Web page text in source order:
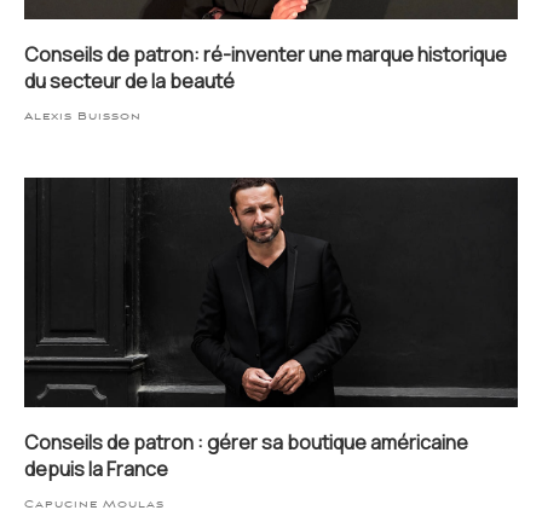
Conseils de patron: ré-inventer une marque historique
du secteur de la beauté
Alexis Buisson
Conseils de patron : gérer sa boutique américaine
depuis la France
Capucine Moulas